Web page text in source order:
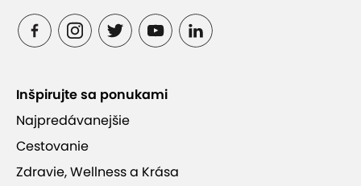
Inšpirujte sa ponukami
Najpredávanejšie
Cestovanie
Zdravie, Wellness a Krása